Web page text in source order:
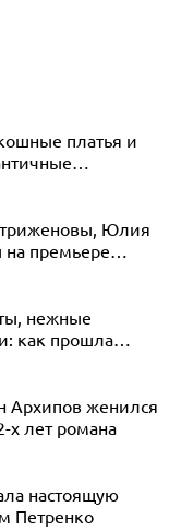
платья и
году
Юлия
на премьере
нежные
как прошла
и Алисы
Архипов женился
х лет романа
настоящую
Петренко